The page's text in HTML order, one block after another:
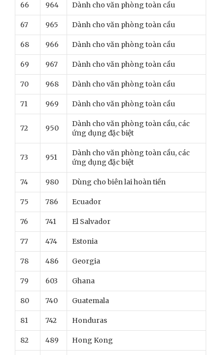
66 964 Dành cho văn phòng toàn cầu
67 965 Dành cho văn phòng toàn cầu
68 966 Dành cho văn phòng toàn cầu
69 967 Dành cho văn phòng toàn cầu
70 968 Dành cho văn phòng toàn cầu
71 969 Dành cho văn phòng toàn cầu
72 950
Dành cho văn phòng toàn cầu, các
ứng dụng đặc biệt
73 951
Dành cho văn phòng toàn cầu, các
ứng dụng đặc biệt
74 980 Dùng cho biên lai hoàn tiền
75 786 Ecuador
76 741 El Salvador
77 474 Estonia
78 486 Georgia
79 603 Ghana
80 740 Guatemala
81 742 Honduras
82 489 Hong Kong